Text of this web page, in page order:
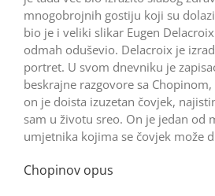
mnogobrojnih gostiju koji su
bio je i veliki slikar Eugen
odmah oduševio. Delacroix je
portret. U svom dnevniku je
beskrajne razgovore sa
on je doista izuzetan čovjek,
sam u životu sreo. On je jedan od
umjetnika kojima se čovjek može
Chopinov opus